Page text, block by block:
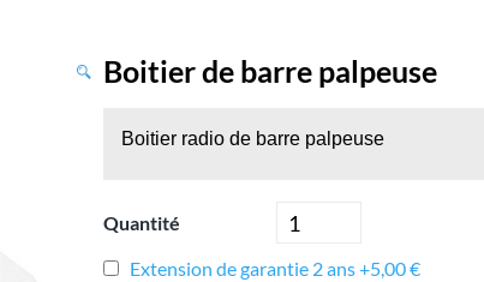
Boitier de barre palpeuse
Boitier radio de barre palpeuse
Quantité
Extension de garantie 2 ans +5,00 €